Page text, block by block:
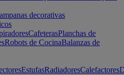
decorativas
CafeterasPlanchas de
Robots de CocinaBalanzas de
EstufasRadiadoresCalefactores